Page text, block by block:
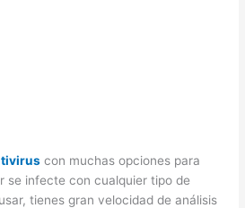
con muchas opciones para
se infecte con cualquier tipo de
tienes gran velocidad de análisis